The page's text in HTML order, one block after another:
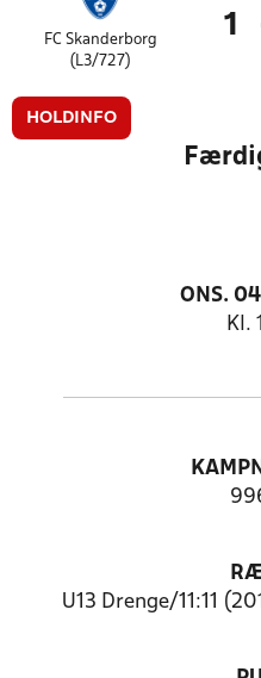
FC Skanderborg
(L3/727)
HOLDINFO
1
ONS.
Kl.
U13 Drenge/11:11